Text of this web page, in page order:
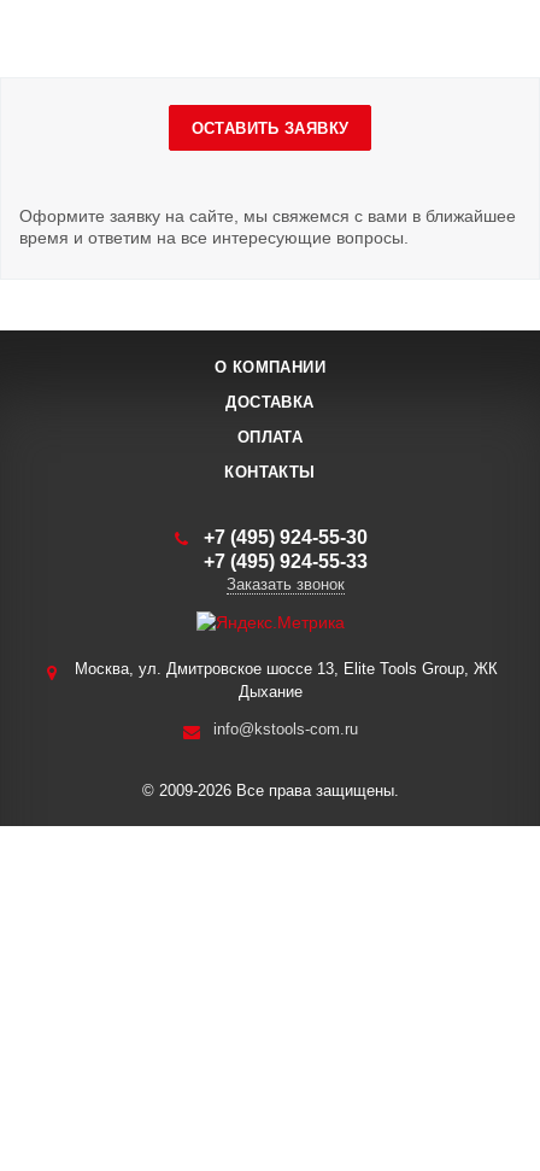
ОСТАВИТЬ ЗАЯВКУ
Оформите заявку на сайте, мы свяжемся с вами в ближайшее
время и ответим на все интересующие вопросы.
О КОМПАНИИ
ДОСТАВКА
ОПЛАТА
КОНТАКТЫ
+7 (495) 924-55-30
+7 (495) 924-55-33
Заказать звонок
Москва, ул. Дмитровское шоссе 13, Elite Tools Group, ЖК
Дыхание
info@kstools-com.ru
© 2009-2026 Все права защищены.